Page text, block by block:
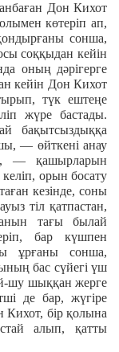
Дон Кихот
көтеріп ап,
сонша,
соққыдан кейін
оның дәрігерге
кейін Дон Кихот
түк ештеңе
жүре бастады.
бақытсыздыққа
— өйткені анау
— қашырларын
орын босату
кезінде, соны
тіл қатпастан,
тағы былай
бар күшпен
ұрғаны сонша,
бас сүйегі үш
шу шыққан жерге
де бар, жүгіре
бір қолына
алып, қатты